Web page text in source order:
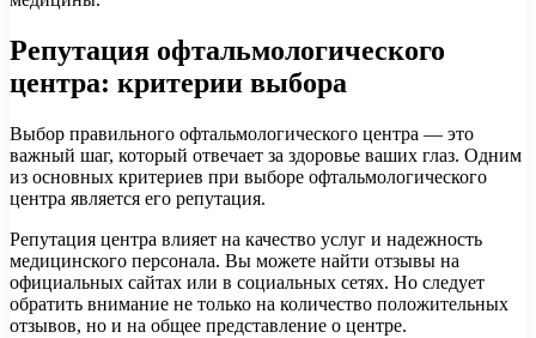
Репутация офтальмологического
центра: критерии выбора
Выбор правильного офтальмологического центра — это
важный шаг, который отвечает за здоровье ваших глаз. Одним
из основных критериев при выборе офтальмологического
центра является его репутация.
Репутация центра влияет на качество услуг и надежность
медицинского персонала. Вы можете найти отзывы на
официальных сайтах или в социальных сетях. Но следует
обратить внимание не только на количество положительных
отзывов, но и на общее представление о центре.